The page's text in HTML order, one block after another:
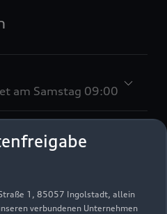
1, 85057 Ingolstadt, allein
verbundenen Unternehmen
am Samstag 09:00
am Samstag 08:00
am Samstag 08:00